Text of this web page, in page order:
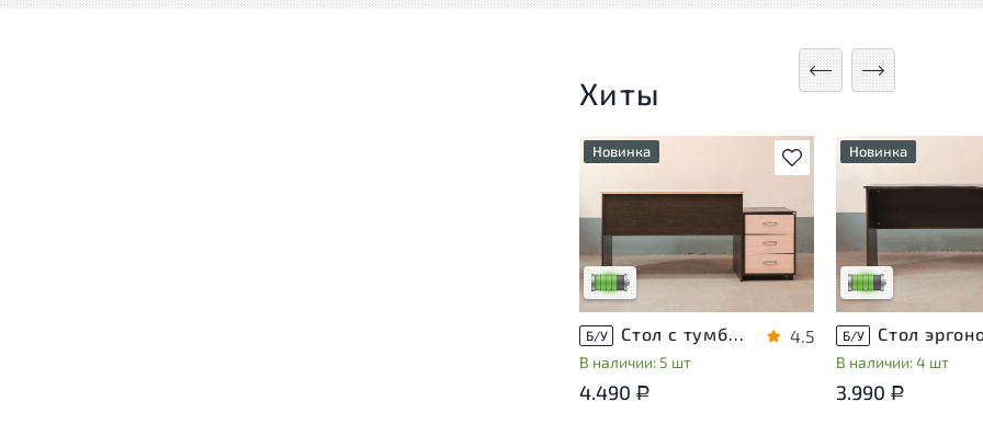
Хиты
В избранное
Новинка
незначительные следы
эксплуатации, не влияющие
использования
Низкая степень износа
Б/У
В наличии: 5 шт
4.5
4.490 Р
Новинка
У товара
незначительные
эксплуатации, не
на удобство его
использования
Низкая степень
Б/У
В наличии: 4 шт
3.990 Р